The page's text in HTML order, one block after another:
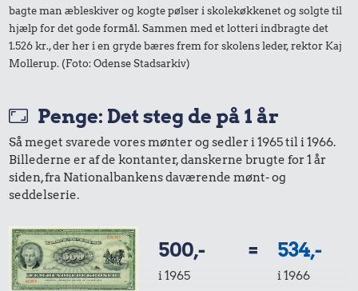
Flybillet,
København-
Mallorca
2,05 kr.
200 g smør 34 kr.
Dæk
bagte man æbleskiver og kogte pølser i skolekøkkenet og solgte til
hjælp for det gode formål. Sammen med et lotteri indbragte det
1.526 kr., der her i en gryde bæres frem for skolens leder, rektor Kaj
Mollerup. (Foto: Odense Stadsarkiv)
Penge: Det steg de på 1 år
Så meget svarede vores mønter og sedler i 1965 til i 1966.
Billederne er af de kontanter, danskerne brugte for 1 år
siden, fra Nationalbankens daværende mønt- og
seddelserie.
500,-
i 1965
= 534,-
i 1966